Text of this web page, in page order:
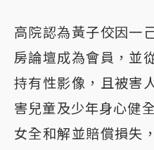
高院認為黃子佼因一
房論壇成為會員，並
持有性影像，且被害
害兒童及少年身心健
女全和解並賠償損失